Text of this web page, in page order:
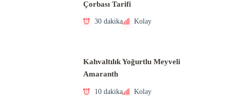
Çorbası Tarifi
30 dakika Kolay
Kahvaltılık Yoğurtlu Meyveli
Amaranth
10 dakika Kolay